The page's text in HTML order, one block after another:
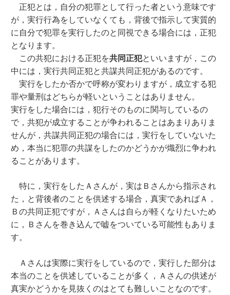
正犯とは，自分の犯罪として行った者という意味です
が，実行行為をしていなくても，背後で指示して実質的
に自分で犯罪を実行したのと同視できる場合には，正犯
となります。
この共犯における正犯を共同正犯といいますが，この
中には，実行共同正犯と共謀共同正犯があるのです。
実行をしたか否かで呼称が変わりますが，成立する犯
罪や量刑はどちらが軽いということはありません。
実行をした場合には，犯行そのものに関与しているの
で，共犯が成立することが争われることはあまりありま
せんが，共謀共同正犯の場合には，実行をしていないた
め，本当に犯罪の共謀をしたのかどうかが熾烈に争われ
ることがあります。
特に，実行をしたＡさんが，実はＢさんから指示され
た，と背後者のことを供述する場合，真実であればＡ，
Ｂの共同正犯ですが，Ａさんは自らが軽くなりたいため
に，Ｂさんを巻き込んで嘘をついている可能性もありま
す。
Ａさんは実際に実行をしているので，実行した部分は
本当のことを供述していることが多く，Ａさんの供述が
真実かどうかを見抜くのはとても難しいことなのです。